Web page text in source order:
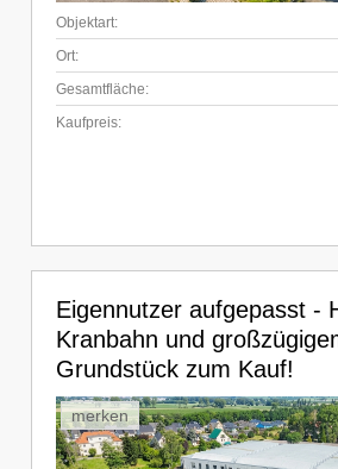
Objektart:
Ort:
Gesamtfläche:
Kaufpreis:
Eigennutzer aufgepasst -
Kranbahn und
Grundstück zum Kauf!
merken